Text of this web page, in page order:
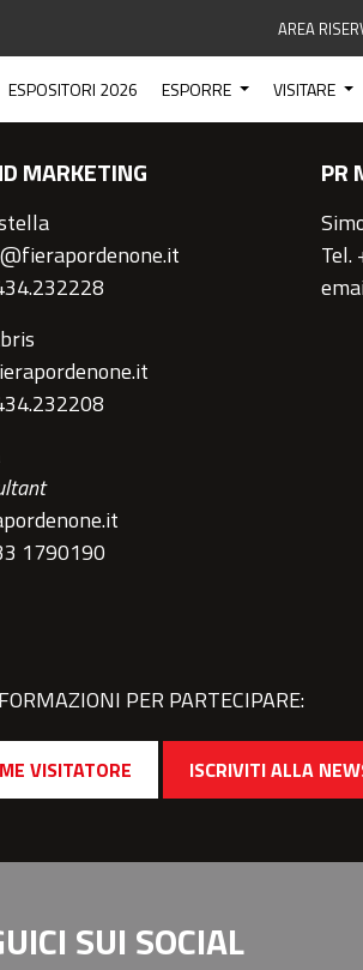
AREA
ESPOSITORI 2026 ESPORRE VISITARE
CONTATTI
MARKETING
1790190
PR
Tel.
PER PARTECIPARE:
VISITATORE ISCRIVITI ALLA
SUI SOCIAL